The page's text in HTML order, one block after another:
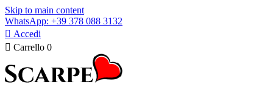
Skip to main content
WhatsApp: +39 378 088 3132
 Accedi
 Carrello 0